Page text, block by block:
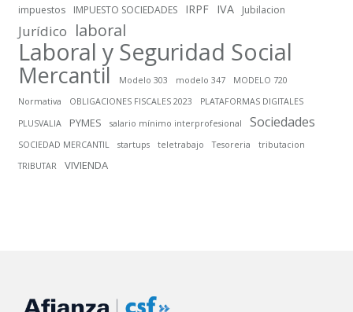
impuestos
IMPUESTO SOCIEDADES IRPF IVA Jubilacion
Jurídico laboral
Laboral y Seguridad Social
Mercantil Modelo 303 modelo 347
MODELO 720
Normativa
OBLIGACIONES FISCALES 2023
PLATAFORMAS DIGITALES
PLUSVALIA
PYMES salario mínimo interprofesional Sociedades
SOCIEDAD MERCANTIL startups teletrabajo Tesoreria
tributacion
TRIBUTAR
VIVIENDA